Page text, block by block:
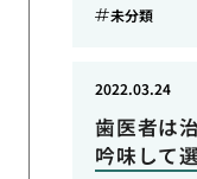
未分類
歯医者は
吟味して
2022.03.24